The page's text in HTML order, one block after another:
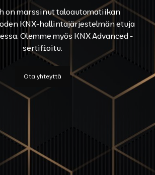
on marssinut taloautomatiikan
KNX-hallintajärjestelmän etuja
Olemme myös KNX Advanced -
sertifioitu.
Ota yhteyttä